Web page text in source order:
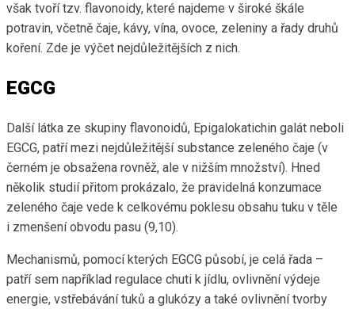
však tvoří tzv. flavonoidy, které najdeme v široké škále
potravin, včetně čaje, kávy, vína, ovoce, zeleniny a řady druhů
koření. Zde je výčet nejdůležitějších z nich.
EGCG
Další látka ze skupiny flavonoidů, Epigalokatichin galát neboli
EGCG, patří mezi nejdůležitější substance zeleného čaje (v
černém je obsažena rovněž, ale v nižším množství). Hned
několik studií přitom prokázalo, že pravidelná konzumace
zeleného čaje vede k celkovému poklesu obsahu tuku v těle
i zmenšení obvodu pasu (9,10).
Mechanismů, pomocí kterých EGCG působí, je celá řada –
patří sem například regulace chuti k jídlu, ovlivnění výdeje
energie, vstřebávání tuků a glukózy a také ovlivnění tvorby